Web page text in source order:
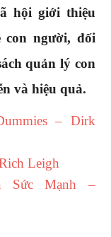
hội giới thiệu
con người, đối
quản lý con
và hiệu quả.
– Dirk
Leigh
Sức Mạnh –